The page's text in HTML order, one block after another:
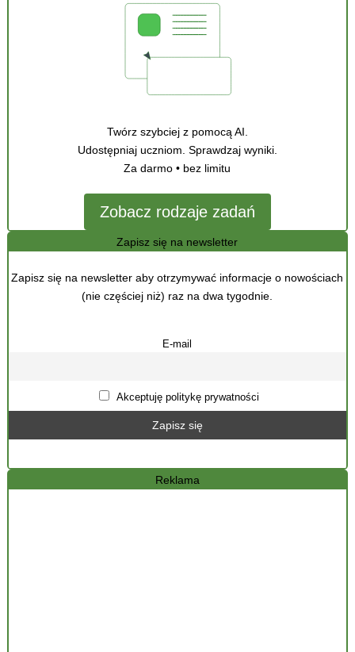
Twórz szybciej z pomocą AI.
Udostępniaj uczniom. Sprawdzaj wyniki.
Za darmo • bez limitu
Zobacz rodzaje zadań
Zapisz się na newsletter
Zapisz się na newsletter aby otrzymywać informacje o nowościach
(nie częściej niż) raz na dwa tygodnie.
E-mail
Akceptuję politykę prywatności
Reklama